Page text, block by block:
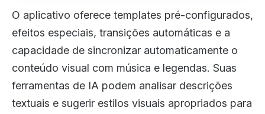
O aplicativo oferece templates pré-configurados,
efeitos especiais, transições automáticas e a
capacidade de sincronizar automaticamente o
conteúdo visual com música e legendas. Suas
ferramentas de IA podem analisar descrições
textuais e sugerir estilos visuais apropriados para